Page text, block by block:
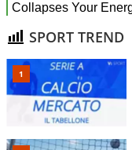
SPORT TREND